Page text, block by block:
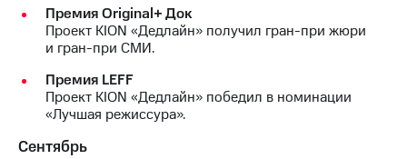
Премия Original+ Док
Проект KION «Дедлайн» получил гран-при жюри
и гран-при СМИ.
Премия LEFF
Проект KION «Дедлайн» победил в номинации
«Лучшая режиссура».
Сентябрь